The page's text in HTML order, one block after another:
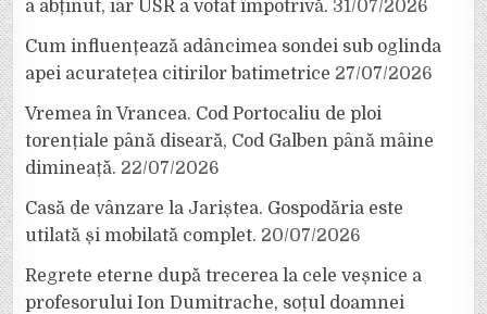
a abținut, iar USR a votat împotrivă. 31/07/2026
Cum influențează adâncimea sondei sub oglinda
apei acuratețea citirilor batimetrice 27/07/2026
Vremea în Vrancea. Cod Portocaliu de ploi
torențiale până diseară, Cod Galben până mâine
dimineață. 22/07/2026
Casă de vânzare la Jariștea. Gospodăria este
utilată și mobilată complet. 20/07/2026
Regrete eterne după trecerea la cele veșnice a
profesorului Ion Dumitrache, soțul doamnei